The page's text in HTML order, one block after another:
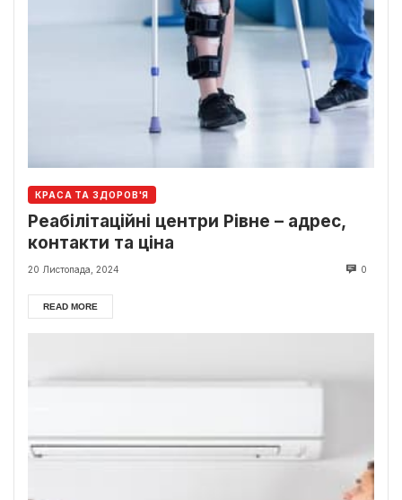
КРАСА ТА ЗДОРОВ'Я
Реабілітаційні центри Рівне – адрес,
контакти та ціна
20 Листопада, 2024 0
READ MORE